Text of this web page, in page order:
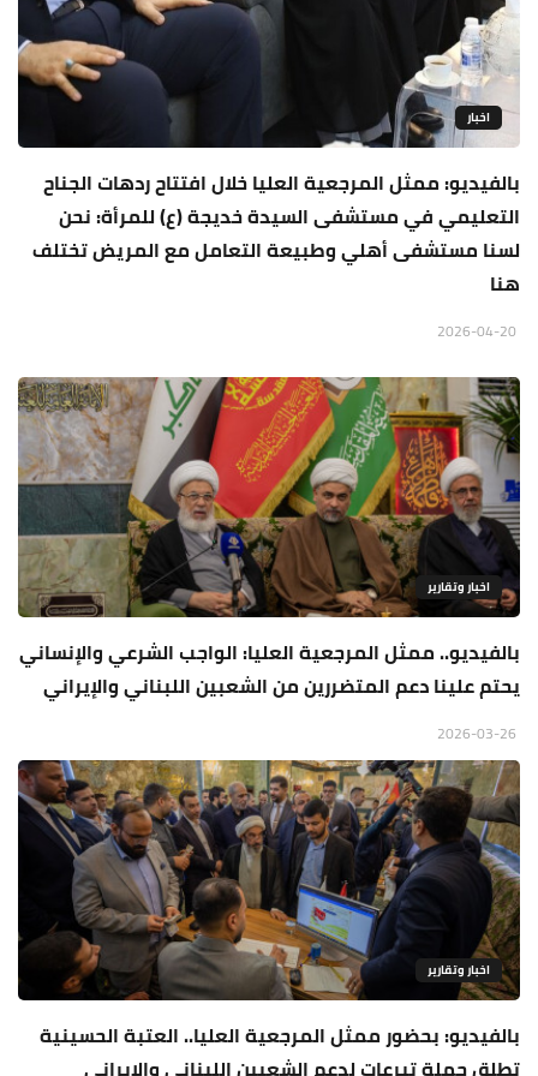
اخبار
بالفيديو: ممثل المرجعية العليا خلال افتتاح ردهات الجناح
التعليمي في مستشفى السيدة خديجة (ع) للمرأة: نحن
لسنا مستشفى أهلي وطبيعة التعامل مع المريض تختلف
هنا
اخبار وتقارير
بالفيديو.. ممثل المرجعية العليا: الواجب الشرعي والإنساني
يحتم علينا دعم المتضررين من الشعبين اللبناني والإيراني
اخبار وتقارير
بالفيديو: بحضور ممثل المرجعية العليا.. العتبة الحسينية
تطلق حملة تبرعات لدعم الشعبين اللبناني والإيراني